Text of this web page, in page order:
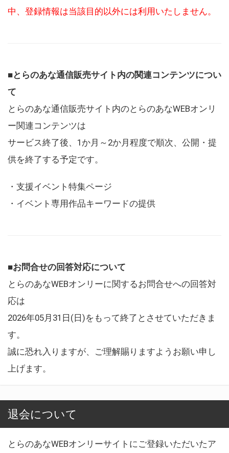
中、登録情報は当該目的以外には利用いたしません。
■とらのあな通信販売サイト内の関連コンテンツについ
て
とらのあな通信販売サイト内のとらのあなWEBオンリ
ー関連コンテンツは
サービス終了後、1か月～2か月程度で順次、公開・提
供を終了する予定です。
・支援イベント特集ページ
・イベント専用作品キーワードの提供
■お問合せの回答対応について
とらのあなWEBオンリーに関するお問合せへの回答対
応は
2026年05月31日(日)をもって終了とさせていただきま
す。
誠に恐れ入りますが、ご理解賜りますようお願い申し
上げます。
退会について
とらのあなWEBオンリーサイトにご登録いただいたア